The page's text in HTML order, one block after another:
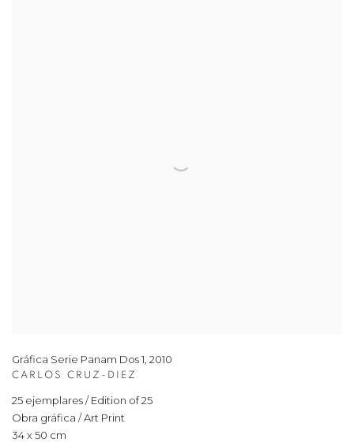
Gráfica Serie Panam Dos 1 2010
CARLOS CRUZ-DIEZ
25 ejemplares / Edition of 25
Obra gráfica / Art Print
34 x 50 cm